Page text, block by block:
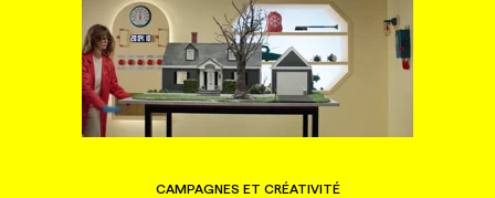
CAMPAGNES ET CRÉATIVITÉ